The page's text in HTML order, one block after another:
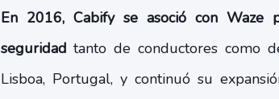
En 2016, Cabify se asoció con
seguridadtanto de conductores como
Lisboa, Portugal, y continuó su